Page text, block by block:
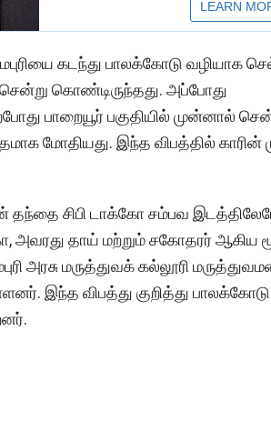
கடந்து பாலக்கோடு வழியாக
கொண்டிருந்தது. அப்போது
பாறையூர் பகுதியில் முன்னால்
மோதியது. இந்த விபத்தில் காரின்
தந்தை சிபி டாக்கோ சம்பவ
அவரது தாய் மற்றும் சகோதரர் ஆகிய
அரசு மருத்துவக் கல்லூரி
இந்த விபத்து குறித்து பாலக்கோடு